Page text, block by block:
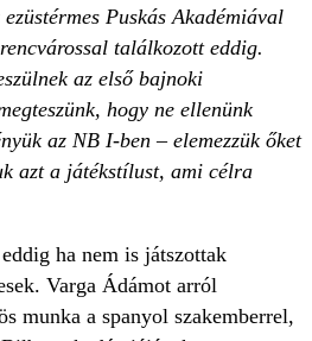
Puskás Akadémiával
találkozott eddig.
az első bajnoki
hogy ne ellenünk
az NB I-ben – elemezzük őket
azt a játékstílust, ami célra
ha nem is játszottak
Varga Ádámot arról
munka a spanyol szakemberrel,